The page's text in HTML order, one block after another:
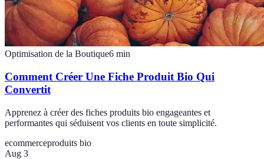
Optimisation de la Boutique6 min
Comment Créer Une Fiche Produit Bio Qui
Convertit
Apprenez à créer des fiches produits bio engageantes et
performantes qui séduisent vos clients en toute simplicité.
ecommerceproduits bio
Aug 3